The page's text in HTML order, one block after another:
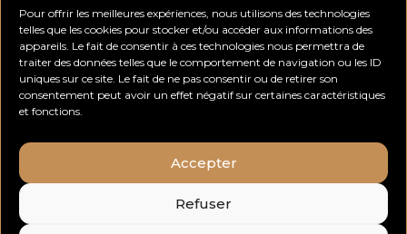
Pour offrir les meilleures expériences, nous utilisons des technologies
telles que les cookies pour stocker et/ou accéder aux informations des
appareils. Le fait de consentir à ces technologies nous permettra de
traiter des données telles que le comportement de navigation ou les ID
uniques sur ce site. Le fait de ne pas consentir ou de retirer son
consentement peut avoir un effet négatif sur certaines caractéristiques
et fonctions.
Accepter
Refuser
Tags
fashion
nature(11) non classé(1)
portraits(12) studio(14)